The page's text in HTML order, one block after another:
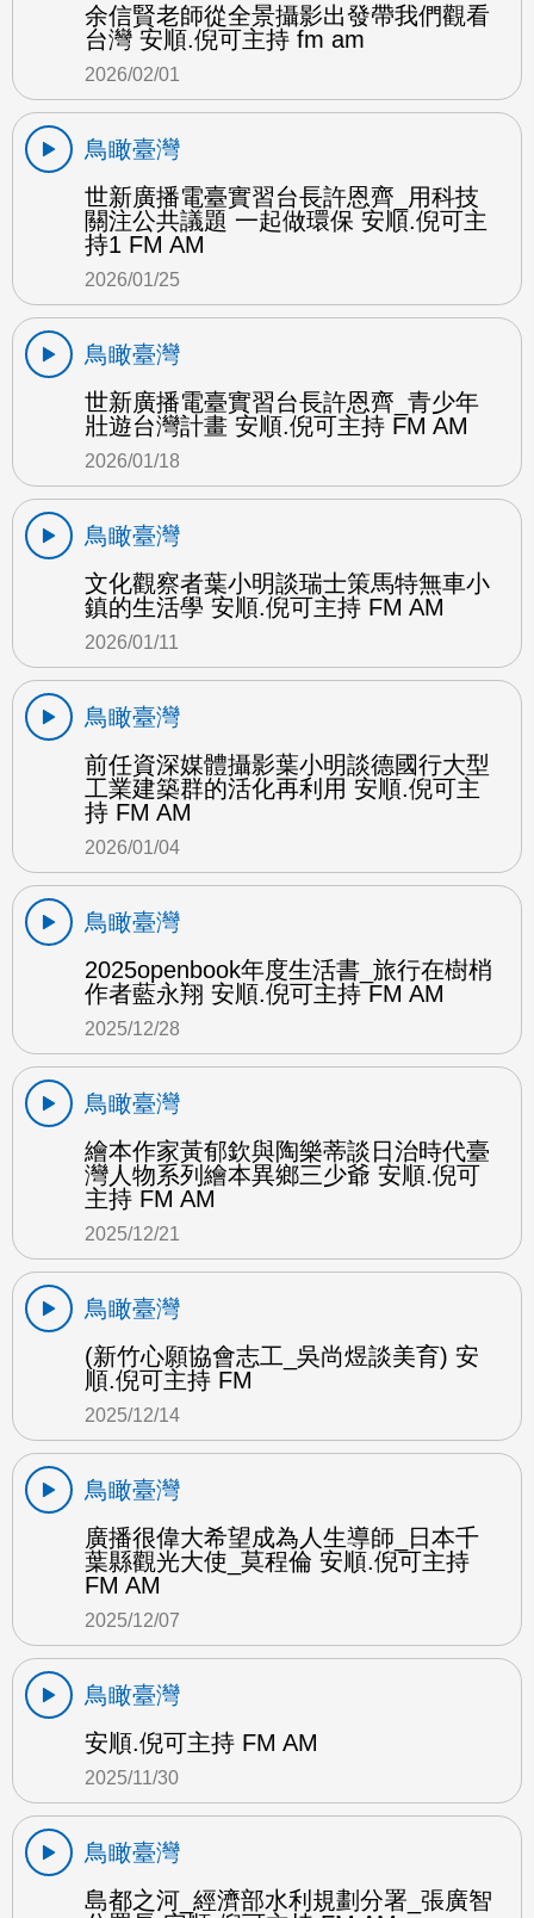
余信賢老師從全景攝影出發帶我們觀看
台灣 安順.倪可主持 fm am
2026/02/01
鳥瞰臺灣
世新廣播電臺實習台長許恩齊_用科技
關注公共議題 一起做環保 安順.倪可主
持1 FM AM
2026/01/25
鳥瞰臺灣
世新廣播電臺實習台長許恩齊_青少年
壯遊台灣計畫 安順.倪可主持 FM AM
2026/01/18
鳥瞰臺灣
文化觀察者葉小明談瑞士策馬特無車小
鎮的生活學 安順.倪可主持 FM AM
2026/01/11
鳥瞰臺灣
前任資深媒體攝影葉小明談德國行大型
工業建築群的活化再利用 安順.倪可主
持 FM AM
2026/01/04
鳥瞰臺灣
2025openbook年度生活書_旅行在樹梢
作者藍永翔 安順.倪可主持 FM AM
2025/12/28
鳥瞰臺灣
繪本作家黃郁欽與陶樂蒂談日治時代臺
灣人物系列繪本異鄉三少爺 安順.倪可
主持 FM AM
2025/12/21
鳥瞰臺灣
(新竹心願協會志工_吳尚煜談美育) 安
順.倪可主持 FM
2025/12/14
鳥瞰臺灣
廣播很偉大希望成為人生導師_日本千
葉縣觀光大使_莫程倫 安順.倪可主持
FM AM
2025/12/07
鳥瞰臺灣
安順.倪可主持 FM AM
2025/11/30
鳥瞰臺灣
島都之河_經濟部水利規劃分署_張廣智